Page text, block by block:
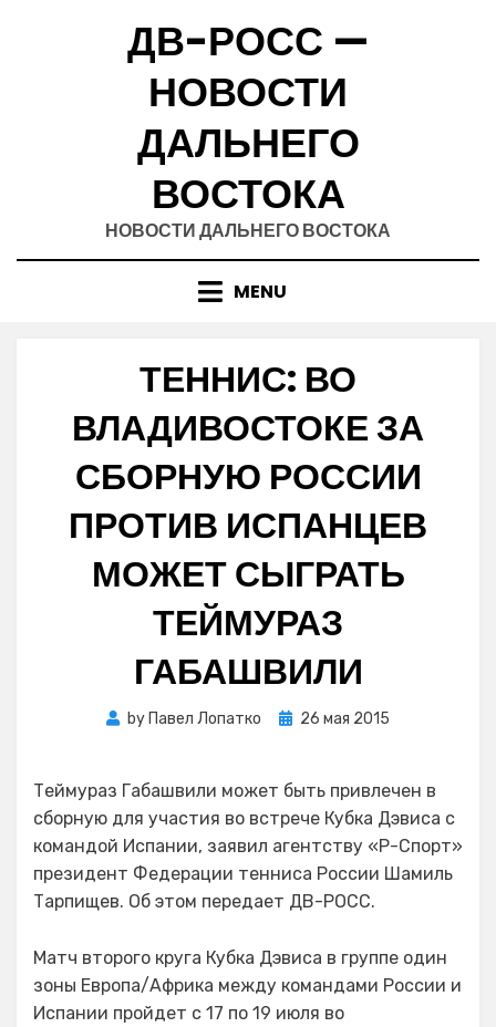
ДВ-РОСС —
НОВОСТИ
ДАЛЬНЕГО
ВОСТОКА
НОВОСТИ ДАЛЬНЕГО ВОСТОКА
MENU
ТЕННИС: ВО
ВЛАДИВОСТОКЕ ЗА
СБОРНУЮ РОССИИ
ПРОТИВ ИСПАНЦЕВ
МОЖЕТ СЫГРАТЬ
ТЕЙМУРАЗ
ГАБАШВИЛИ
by Павел Лопатко
Posted
26 мая 2015
Теймураз Габашвили может быть привлечен в
сборную для участия во встрече Кубка Дэвиса с
командой Испании, заявил агентству «Р-Спорт»
президент Федерации тенниса России Шамиль
Тарпищев. Об этом передает ДВ-РОСС.
Матч второго круга Кубка Дэвиса в группе один
зоны Европа/Африка между командами России и
Испании пройдет с 17 по 19 июля во